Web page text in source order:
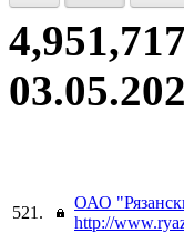
4,951,717
521.
ОАО
http://